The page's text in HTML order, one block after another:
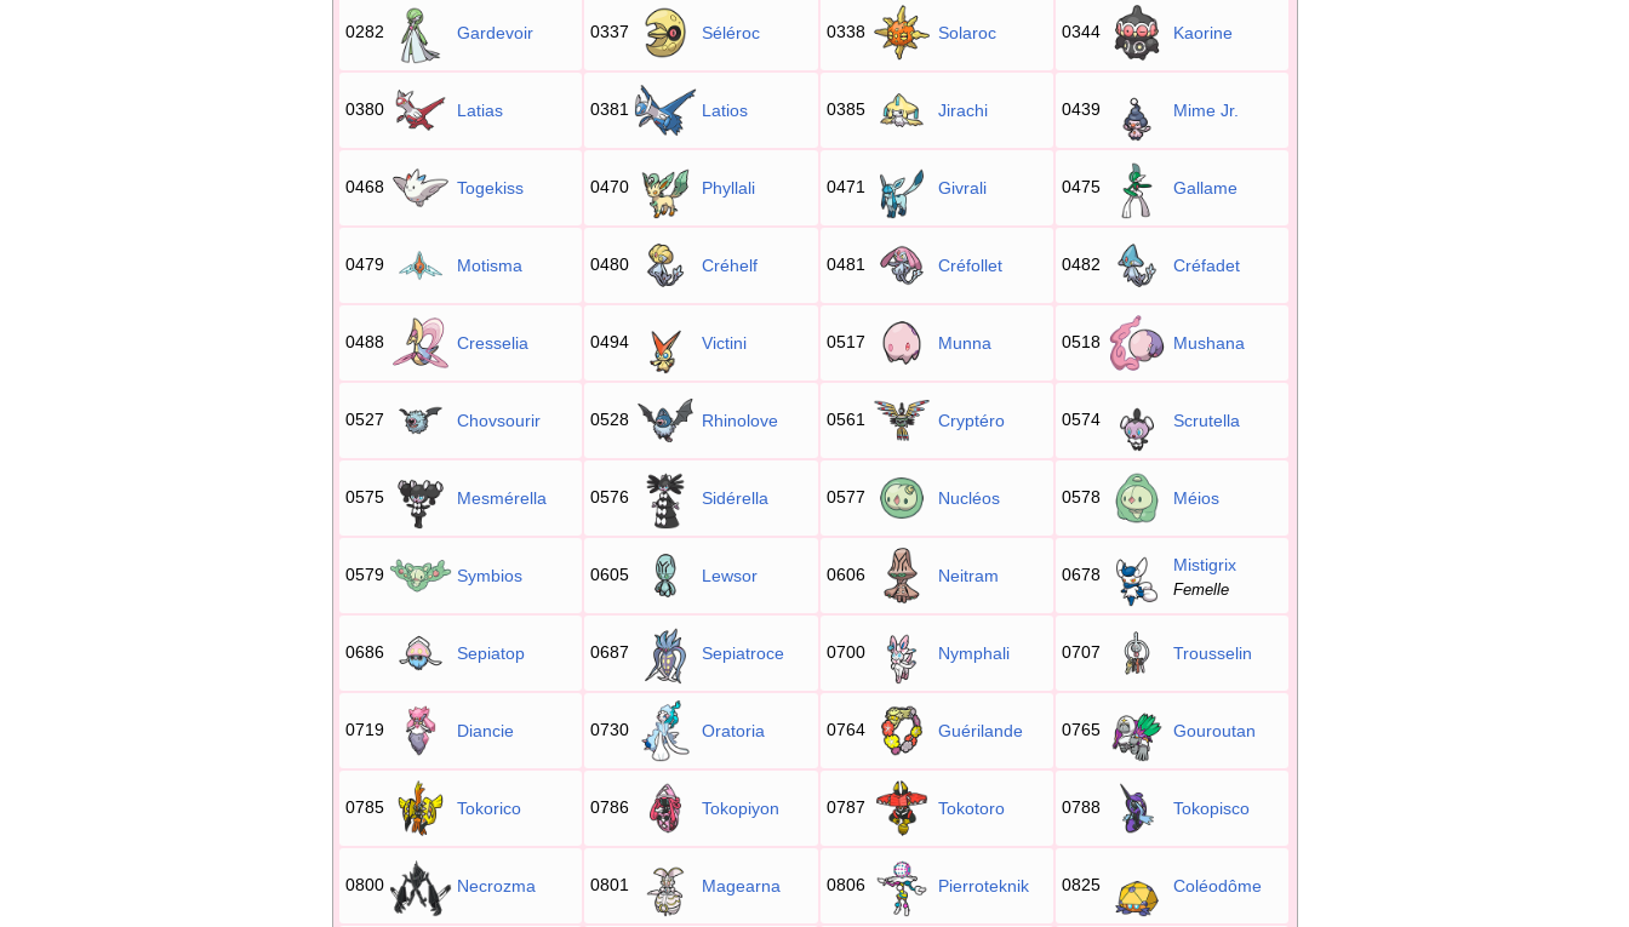
0282 Gardevoir 0337 Séléroc 0338 Solaroc 0344 Kaorine
0380 Latias 0381 Latios 0385 Jirachi 0439 Mime Jr.
0468 Togekiss 0470 Phyllali 0471 Givrali 0475 Gallame
0479 Motisma 0480 Créhelf 0481 Créfollet 0482 Créfadet
0488 Cresselia 0494 Victini 0517 Munna 0518 Mushana
0527 Chovsourir 0528 Rhinolove 0561 Cryptéro 0574 Scrutella
0575 Mesmérella 0576 Sidérella 0577 Nucléos 0578 Méios
0579 Symbios 0605 Lewsor 0606 Neitram 0678 Mistigrix
Femelle
0686 Sepiatop 0687 Sepiatroce 0700 Nymphali 0707 Trousselin
0719 Diancie 0730 Oratoria 0764 Guérilande 0765 Gouroutan
0785 Tokorico 0786 Tokopiyon 0787 Tokotoro 0788 Tokopisco
0800 Necrozma 0801 Magearna 0806 Pierroteknik 0825 Coléodôme